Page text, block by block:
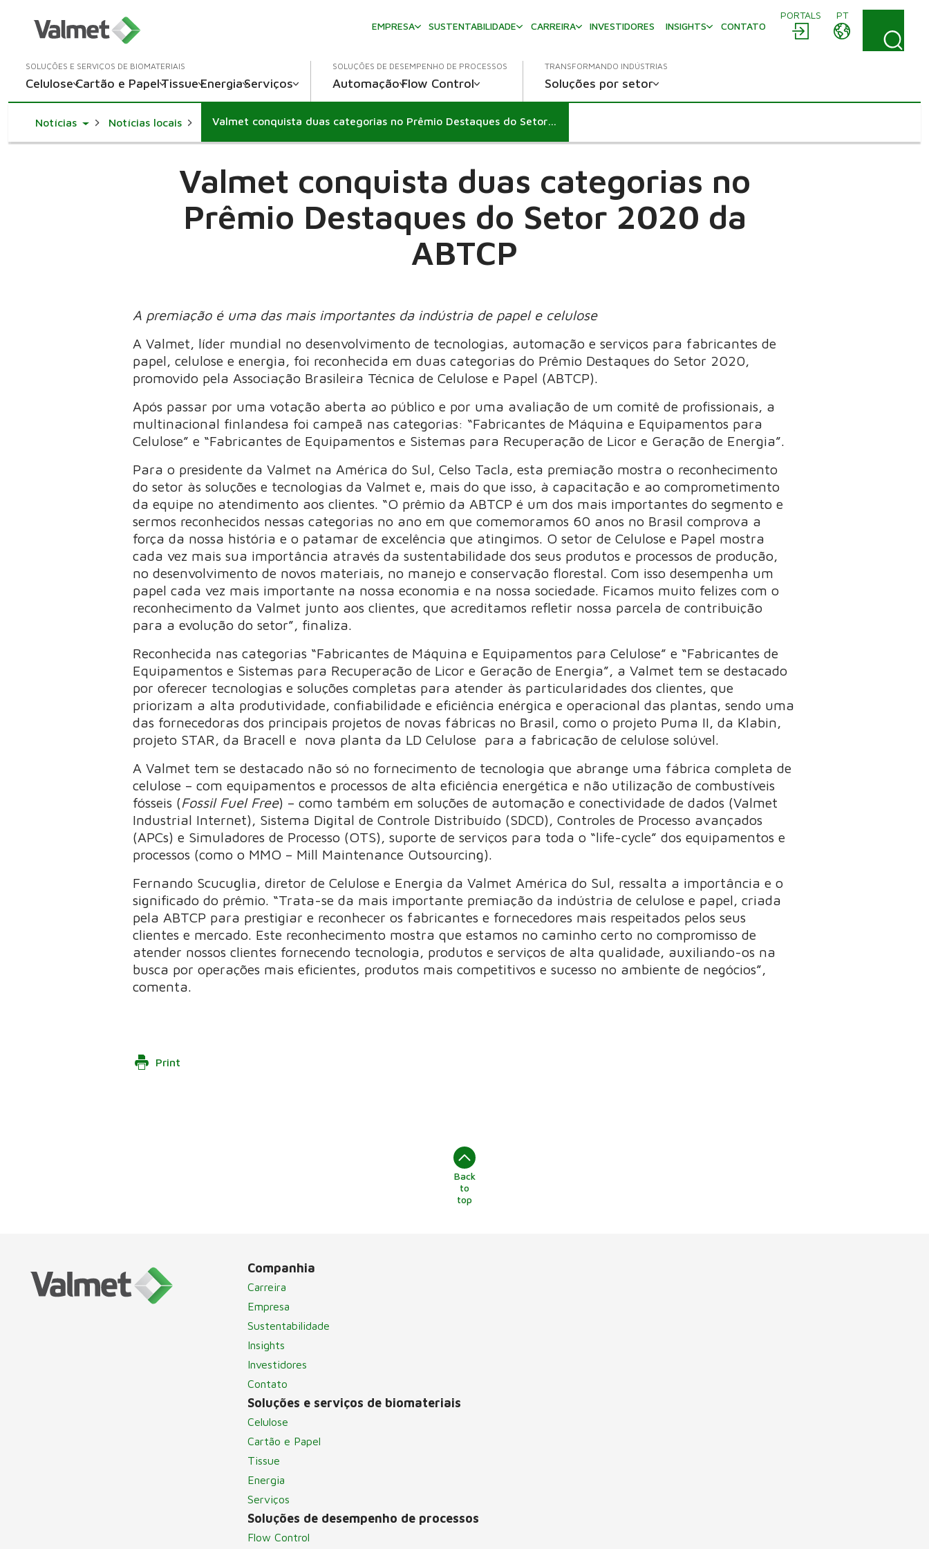
PORTALS
PT
EMPRESA
SUSTENTABILIDADE CARREIRA INVESTIDORES INSIGHTS CONTATO
SOLUÇÕES E SERVIÇOS DE BIOMATERIAIS
CeluloseCartão e PapelTissueEnergiaServiços
SOLUÇÕES DE DESEMPENHO DE PROCESSOS
AutomaçãoFlow Control
TRANSFORMANDO INDÚSTRIAS
Soluções por setor
NotíciasToggle Dropdown
Notícias locais Valmet conquista duas categorias no Prêmio Destaques do Setor 2020 da ABTCP
Valmet conquista duas categorias no
Prêmio Destaques do Setor 2020 da
ABTCP
A premiação é uma das mais importantes da indústria de papel e celulose
A Valmet, líder mundial no desenvolvimento de tecnologias, automação e serviços para fabricantes de
papel, celulose e energia, foi reconhecida em duas categorias do Prêmio Destaques do Setor 2020,
promovido pela Associação Brasileira Técnica de Celulose e Papel (ABTCP).
Após passar por uma votação aberta ao público e por uma avaliação de um comitê de profissionais, a
multinacional finlandesa foi campeã nas categorias: “Fabricantes de Máquina e Equipamentos para
Celulose” e “Fabricantes de Equipamentos e Sistemas para Recuperação de Licor e Geração de Energia”.
Para o presidente da Valmet na América do Sul, Celso Tacla, esta premiação mostra o reconhecimento
do setor às soluções e tecnologias da Valmet e, mais do que isso, à capacitação e ao comprometimento
da equipe no atendimento aos clientes. “O prêmio da ABTCP é um dos mais importantes do segmento e
sermos reconhecidos nessas categorias no ano em que comemoramos 60 anos no Brasil comprova a
força da nossa história e o patamar de excelência que atingimos. O setor de Celulose e Papel mostra
cada vez mais sua importância através da sustentabilidade dos seus produtos e processos de produção,
no desenvolvimento de novos materiais, no manejo e conservação florestal. Com isso desempenha um
papel cada vez mais importante na nossa economia e na nossa sociedade. Ficamos muito felizes com o
reconhecimento da Valmet junto aos clientes, que acreditamos refletir nossa parcela de contribuição
para a evolução do setor”, finaliza.
Reconhecida nas categorias “Fabricantes de Máquina e Equipamentos para Celulose” e “Fabricantes de
Equipamentos e Sistemas para Recuperação de Licor e Geração de Energia”, a Valmet tem se destacado
por oferecer tecnologias e soluções completas para atender às particularidades dos clientes, que
priorizam a alta produtividade, confiabilidade e eficiência enérgica e operacional das plantas, sendo uma
das fornecedoras dos principais projetos de novas fábricas no Brasil, como o projeto Puma II, da Klabin,
projeto STAR, da Bracell e nova planta da LD Celulose para a fabricação de celulose solúvel.
A Valmet tem se destacado não só no fornecimento de tecnologia que abrange uma fábrica completa de
celulose – com equipamentos e processos de alta eficiência energética e não utilização de combustíveis
fósseis (Fossil Fuel Free) – como também em soluções de automação e conectividade de dados (Valmet
Industrial Internet), Sistema Digital de Controle Distribuído (SDCD), Controles de Processo avançados
(APCs) e Simuladores de Processo (OTS), suporte de serviços para toda o “life-cycle” dos equipamentos e
processos (como o MMO – Mill Maintenance Outsourcing).
Fernando Scucuglia, diretor de Celulose e Energia da Valmet América do Sul, ressalta a importância e o
significado do prêmio. “Trata-se da mais importante premiação da indústria de celulose e papel, criada
pela ABTCP para prestigiar e reconhecer os fabricantes e fornecedores mais respeitados pelos seus
clientes e mercado. Este reconhecimento mostra que estamos no caminho certo no compromisso de
atender nossos clientes fornecendo tecnologia, produtos e serviços de alta qualidade, auxiliando-os na
busca por operações mais eficientes, produtos mais competitivos e sucesso no ambiente de negócios”,
comenta.
Print
Back
to
top
Companhia
Carreira
Empresa
Sustentabilidade
Insights
Investidores
Contato
Soluções e serviços de biomateriais
Celulose
Cartão e Papel
Tissue
Energia
Serviços
Soluções de desempenho de processos
Flow Control